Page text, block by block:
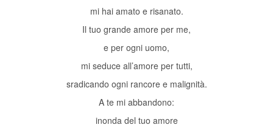
mi hai amato e risanato.
Il tuo grande amore per me,
e per ogni uomo,
mi seduce all’amore per tutti,
sradicando ogni rancore e malignità.
A te mi abbandono:
inonda del tuo amore